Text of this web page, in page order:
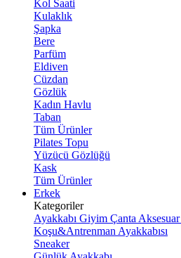
Kol Saati
Kulaklık
Şapka
Bere
Parfüm
Eldiven
Cüzdan
Gözlük
Kadın Havlu
Taban
Tüm Ürünler
Pilates Topu
Yüzücü Gözlüğü
Kask
Tüm Ürünler
Erkek
Kategoriler
Ayakkabı Giyim Çanta Aksesuar
Koşu&Antrenman Ayakkabısı
Sneaker